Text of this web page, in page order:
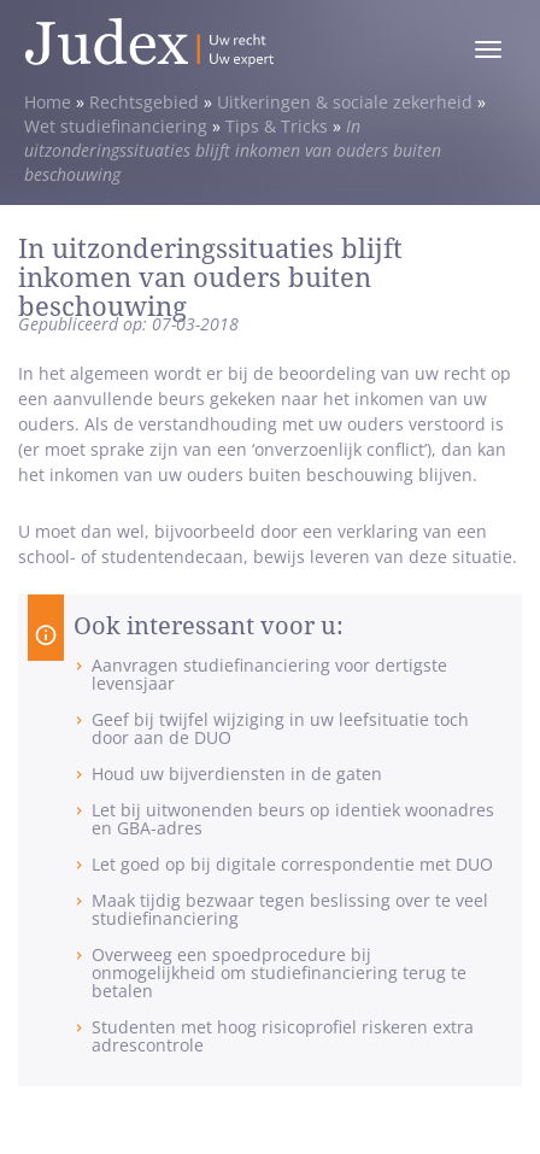
Toggle
Home » Rechtsgebied » Uitkeringen & sociale zekerheid »
Wet studiefinanciering » Tips & Tricks » In
uitzonderingssituaties blijft inkomen van ouders buiten
beschouwing
In uitzonderingssituaties blijft
inkomen van ouders buiten
beschouwing
Gepubliceerd op: 07-03-2018
In het algemeen wordt er bij de beoordeling van uw recht op
een aanvullende beurs gekeken naar het inkomen van uw
ouders. Als de verstandhouding met uw ouders verstoord is
(er moet sprake zijn van een ‘onverzoenlijk conflict’), dan kan
het inkomen van uw ouders buiten beschouwing blijven.
U moet dan wel, bijvoorbeeld door een verklaring van een
school- of studentendecaan, bewijs leveren van deze situatie.
Ook interessant voor u:
Aanvragen studiefinanciering voor dertigste
levensjaar
Geef bij twijfel wijziging in uw leefsituatie toch
door aan de DUO
Houd uw bijverdiensten in de gaten
Let bij uitwonenden beurs op identiek woonadres
en GBA-adres
Let goed op bij digitale correspondentie met DUO
Maak tijdig bezwaar tegen beslissing over te veel
studiefinanciering
Overweeg een spoedprocedure bij
onmogelijkheid om studiefinanciering terug te
betalen
Studenten met hoog risicoprofiel riskeren extra
adrescontrole